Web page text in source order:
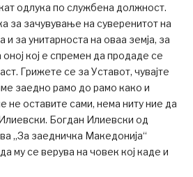
одлука по службена должност.
за зачувување на суверенитот на
за унитарноста на оваа земја, за
кој е спремен да продаде се
Грижете се за Уставот, чувајте
заедно рамо до рамо како и
не оставите сами, нема ниту ние да
Богдан Илиевски од
„За заедничка Македонија“
му се верува на човек кој каде и